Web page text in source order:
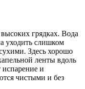
грядках. Вода
уходить слишком
Здесь хорошо
ленты вдоль
испарение и
чистыми и без